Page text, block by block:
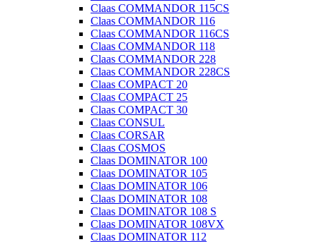
Claas COMMANDOR 115CS
Claas COMMANDOR 116
Claas COMMANDOR 116CS
Claas COMMANDOR 118
Claas COMMANDOR 228
Claas COMMANDOR 228CS
Claas COMPACT 20
Claas COMPACT 25
Claas COMPACT 30
Claas CONSUL
Claas CORSAR
Claas COSMOS
Claas DOMINATOR 100
Claas DOMINATOR 105
Claas DOMINATOR 106
Claas DOMINATOR 108
Claas DOMINATOR 108 S
Claas DOMINATOR 108VX
Claas DOMINATOR 112